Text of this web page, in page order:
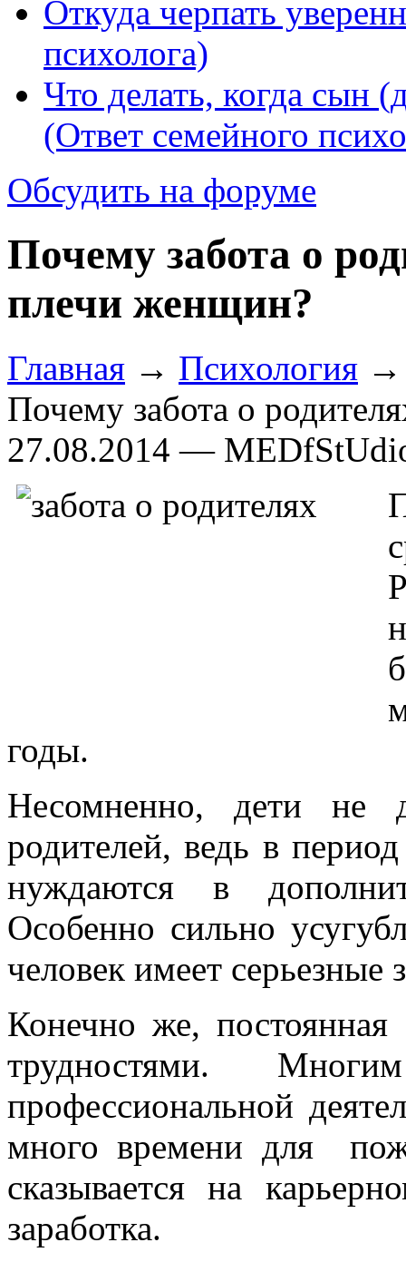
Откуда черпать
психолога)
Что делать, когда сын
(Ответ семейного
Обсудить на форуме
Почему забота о
плечи женщин?
Главная → Психология
Почему забота о
27.08.2014 —
годы.
Несомненно, дети не
родителей, ведь в
нуждаются в
Особенно сильно
человек имеет серьезные
Конечно же, постоянная
трудностями.
профессиональной
много времени для
сказывается на
заработка.